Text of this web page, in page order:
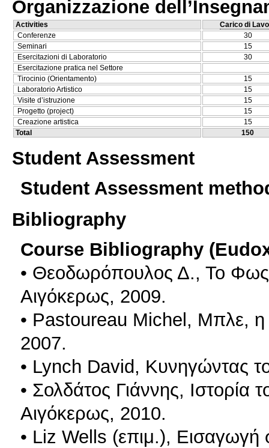
Organizzazione
Activities
Carico di
Conferenze
30
Seminari
15
Esercitazioni di Laboratorio
30
Esercitazione pratica nel Settore
Tirocinio (Orientamento)
15
Laboratorio Artistico
15
Visite d’istruzione
15
Progetto (project)
15
Creazione artistica
15
Total
150
Student Assessment
Student Assessment
Bibliography
Course Bibliography
• Θεοδωρόπουλος Δ., Το Φως
Αιγόκερως, 2009.
• Pastoureau Michel, Μπλε, η
2007.
• Lynch David, Κυνηγώντας
• Σολδάτος Γιάννης, Ιστορία
Αιγόκερως, 2010.
• Liz Wells (επιμ.),